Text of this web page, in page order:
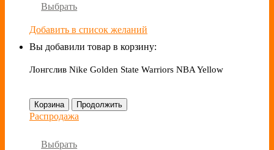
Выбрать
Добавить в список желаний
Вы добавили товар в корзину:
Лонгслив Nike Golden State Warriors NBA Yellow
Корзина Продолжить
Распродажа
Выбрать